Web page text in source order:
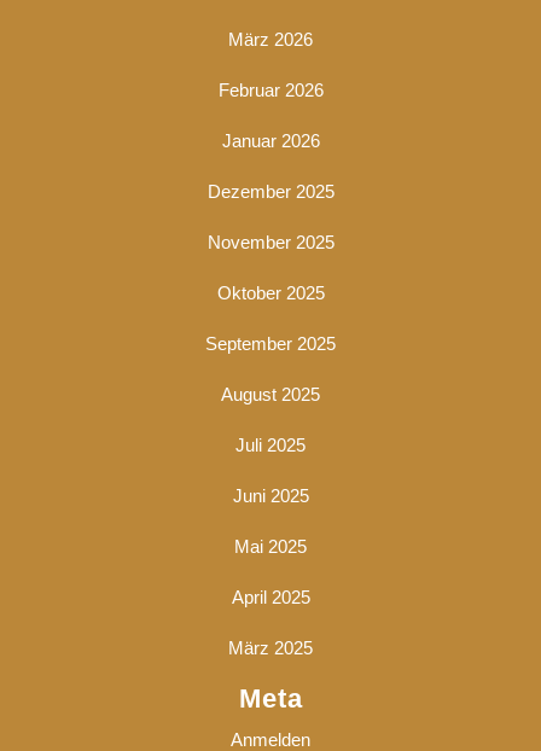
März 2026
Februar 2026
Januar 2026
Dezember 2025
November 2025
Oktober 2025
September 2025
August 2025
Juli 2025
Juni 2025
Mai 2025
April 2025
März 2025
Meta
Anmelden